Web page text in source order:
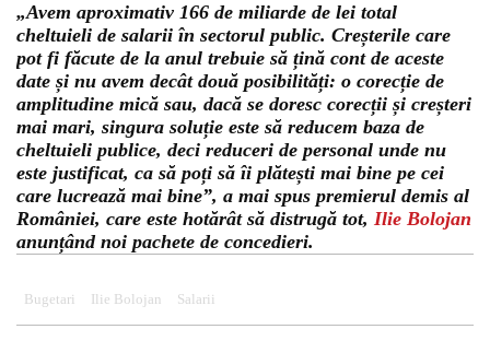
„Avem aproximativ 166 de miliarde de lei total
cheltuieli de salarii în sectorul public. Creșterile care
pot fi făcute de la anul trebuie să țină cont de aceste
date și nu avem decât două posibilități: o corecție de
amplitudine mică sau, dacă se doresc corecții și creșteri
mai mari, singura soluție este să reducem baza de
cheltuieli publice, deci reduceri de personal unde nu
este justificat, ca să poți să îi plătești mai bine pe cei
care lucrează mai bine”, a mai spus premierul demis al
României, care este hotărât să distrugă tot, Ilie Bolojan
anunțând noi pachete de concedieri.
Bugetari Ilie Bolojan Salarii